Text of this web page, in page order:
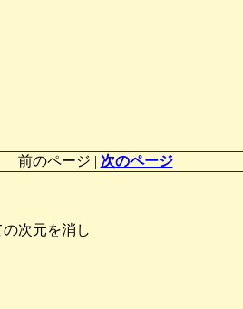
前のページ | 次のページ
次元を消し